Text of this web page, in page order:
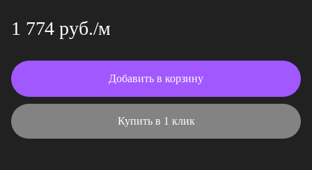
1 774 руб./м
Добавить в корзину
Купить в 1 клик